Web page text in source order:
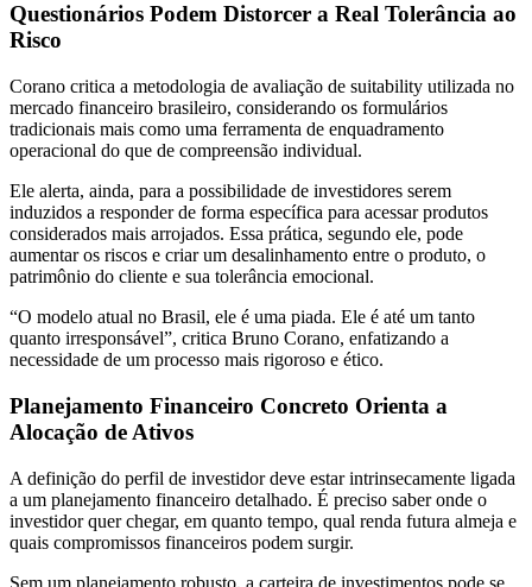
Questionários Podem Distorcer a Real Tolerância ao
Risco
Corano critica a metodologia de avaliação de suitability utilizada no
mercado financeiro brasileiro, considerando os formulários
tradicionais mais como uma ferramenta de enquadramento
operacional do que de compreensão individual.
Ele alerta, ainda, para a possibilidade de investidores serem
induzidos a responder de forma específica para acessar produtos
considerados mais arrojados. Essa prática, segundo ele, pode
aumentar os riscos e criar um desalinhamento entre o produto, o
patrimônio do cliente e sua tolerância emocional.
“O modelo atual no Brasil, ele é uma piada. Ele é até um tanto
quanto irresponsável”, critica Bruno Corano, enfatizando a
necessidade de um processo mais rigoroso e ético.
Planejamento Financeiro Concreto Orienta a
Alocação de Ativos
A definição do perfil de investidor deve estar intrinsecamente ligada
a um planejamento financeiro detalhado. É preciso saber onde o
investidor quer chegar, em quanto tempo, qual renda futura almeja e
quais compromissos financeiros podem surgir.
Sem um planejamento robusto, a carteira de investimentos pode se